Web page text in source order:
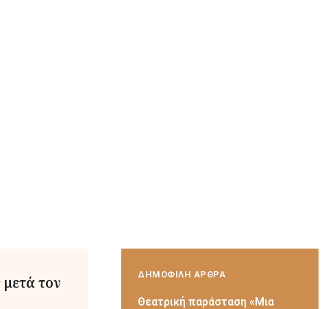
τον
ΔΗΜΟΦΙΛΗ ΑΡΘΡΑ
Θεατρική παράσταση «Μια